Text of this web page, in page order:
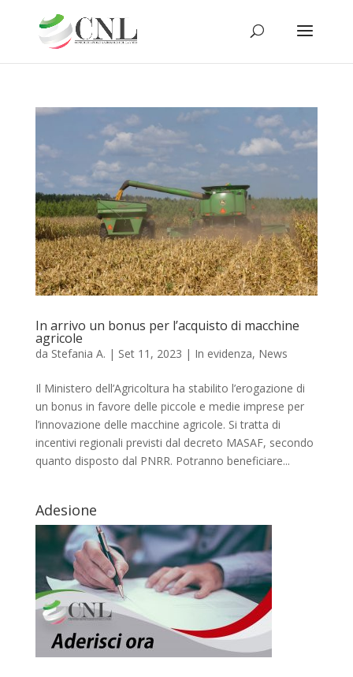
In arrivo un bonus per l’acquisto di macchine
agricole
da Stefania A. | Set 11, 2023 | In evidenza, News
Il Ministero dell’Agricoltura ha stabilito l’erogazione di
un bonus in favore delle piccole e medie imprese per
l’innovazione delle macchine agricole. Si tratta di
incentivi regionali previsti dal decreto MASAF, secondo
quanto disposto dal PNRR. Potranno beneficiare...
Adesione